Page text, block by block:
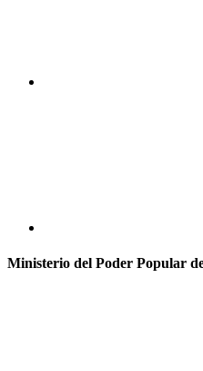
Ministerio del Poder Popular